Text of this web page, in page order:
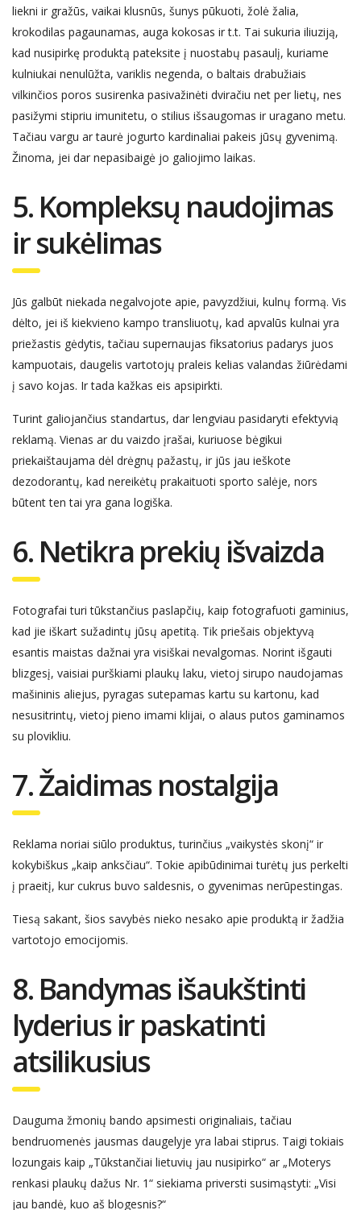
liekni ir gražūs, vaikai klusnūs, šunys pūkuoti, žolė žalia,
krokodilas pagaunamas, auga kokosas ir t.t. Tai sukuria iliuziją,
kad nusipirkę produktą pateksite į nuostabų pasaulį, kuriame
kulniukai nenulūžta, variklis negenda, o baltais drabužiais
vilkinčios poros susirenka pasivažinėti dviračiu net per lietų, nes
pasižymi stipriu imunitetu, o stilius išsaugomas ir uragano metu.
Tačiau vargu ar taurė jogurto kardinaliai pakeis jūsų gyvenimą.
Žinoma, jei dar nepasibaigė jo galiojimo laikas.
5. Kompleksų naudojimas
irsukėlimas
Jūs galbūt niekada negalvojote apie, pavyzdžiui, kulnų formą. Vis
dėlto, jei iš kiekvieno kampo transliuotų, kad apvalūs kulnai yra
priežastis gėdytis, tačiau supernaujas fiksatorius padarys juos
kampuotais, daugelis vartotojų praleis kelias valandas žiūrėdami
į savo kojas. Ir tada kažkas eis apsipirkti.
Turint galiojančius standartus, dar lengviau pasidaryti efektyvią
reklamą. Vienas ar du vaizdo įrašai, kuriuose bėgikui
priekaištaujama dėl drėgnų pažastų, ir jūs jau ieškote
dezodorantų, kad nereikėtų prakaituoti sporto salėje, nors
būtent tentai yra gana logiška.
6. Netikra prekių išvaizda
Fotografai turi tūkstančius paslapčių, kaip fotografuoti gaminius,
kad jie iškart sužadintų jūsų apetitą. Tik priešais objektyvą
esantis maistas dažnai yra visiškai nevalgomas. Norint išgauti
blizgesį, vaisiai purškiami plaukų laku, vietoj sirupo naudojamas
mašininis aliejus, pyragas sutepamas kartu su kartonu, kad
nesusitrintų, vietoj pieno imami klijai, o alaus putos gaminamos
su plovikliu.
7.Žaidimasnostalgija
Reklama noriai siūlo produktus, turinčius „vaikystės skonį“ ir
kokybiškus „kaip anksčiau“. Tokie apibūdinimai turėtų jus perkelti
į praeitį, kur cukrus buvo saldesnis, o gyvenimas nerūpestingas.
Tiesą sakant, šios savybės nieko nesako apie produktą ir žadžia
vartotojo emocijomis.
8. Bandymas išaukštinti
lyderius ir paskatinti
atsilikusius
Dauguma žmonių bando apsimesti originaliais, tačiau
bendruomenės jausmas daugelyje yra labai stiprus. Taigi tokiais
lozungais kaip „Tūkstančiai lietuvių jau nusipirko“ ar „Moterys
renkasi plaukų dažus Nr. 1“ siekiama priversti susimąstyti: „Visi
jau bandė, kuo aš blogesnis?“